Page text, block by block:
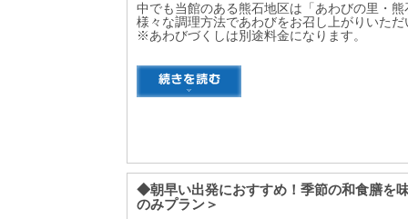
中でも当館のある熊石地区は「あわびの里・
様々な調理方法であわびをお召し上がりいた
※あわびづくしは別途料金になります。
◆朝早い出発におすすめ！季節の和食膳を
のみプラン＞